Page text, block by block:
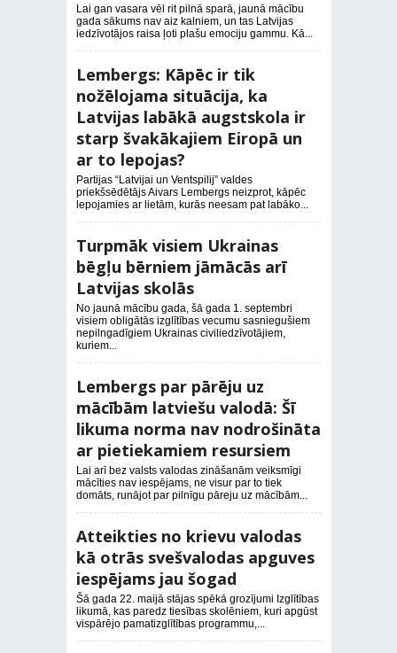
Lai gan vasara vēl rit pilnā sparā, jaunā mācību
gada sākums nav aiz kalniem, un tas Latvijas
iedzīvotājos raisa ļoti plašu emociju gammu. Kā...
Lembergs: Kāpēc ir tik
nožēlojama situācija, ka
Latvijas labākā augstskola ir
starp švakākajiem Eiropā un
ar to lepojas?
Partijas “Latvijai un Ventspilij” valdes
priekšsēdētājs Aivars Lembergs neizprot, kāpēc
lepojamies ar lietām, kurās neesam pat labāko...
Turpmāk visiem Ukrainas
bēgļu bērniem jāmācās arī
Latvijas skolās
No jaunā mācību gada, šā gada 1. septembri
visiem obligātās izglītības vecumu sasniegušiem
nepilngadīgiem Ukrainas civiliedzīvotājiem,
kuriem...
Lembergs par pārēju uz
mācībām latviešu valodā: Šī
likuma norma nav nodrošināta
ar pietiekamiem resursiem
Lai arī bez valsts valodas zināšanām veiksmīgi
mācīties nav iespējams, ne visur par to tiek
domāts, runājot par pilnīgu pāreju uz mācībām...
Atteikties no krievu valodas
kā otrās svešvalodas apguves
iespējams jau šogad
Šā gada 22. maijā stājas spēkā grozījumi Izglītības
likumā, kas paredz tiesības skolēniem, kuri apgūst
vispārējo pamatizglītības programmu,...